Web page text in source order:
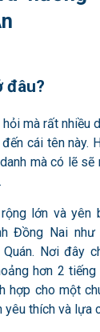
đâu?
mà rất nhiều
cái tên này.
mà có lẽ
lớn và yên
Đồng Nai như
Nơi đây
hơn 2 tiếng
hợp cho một
thích và lựa